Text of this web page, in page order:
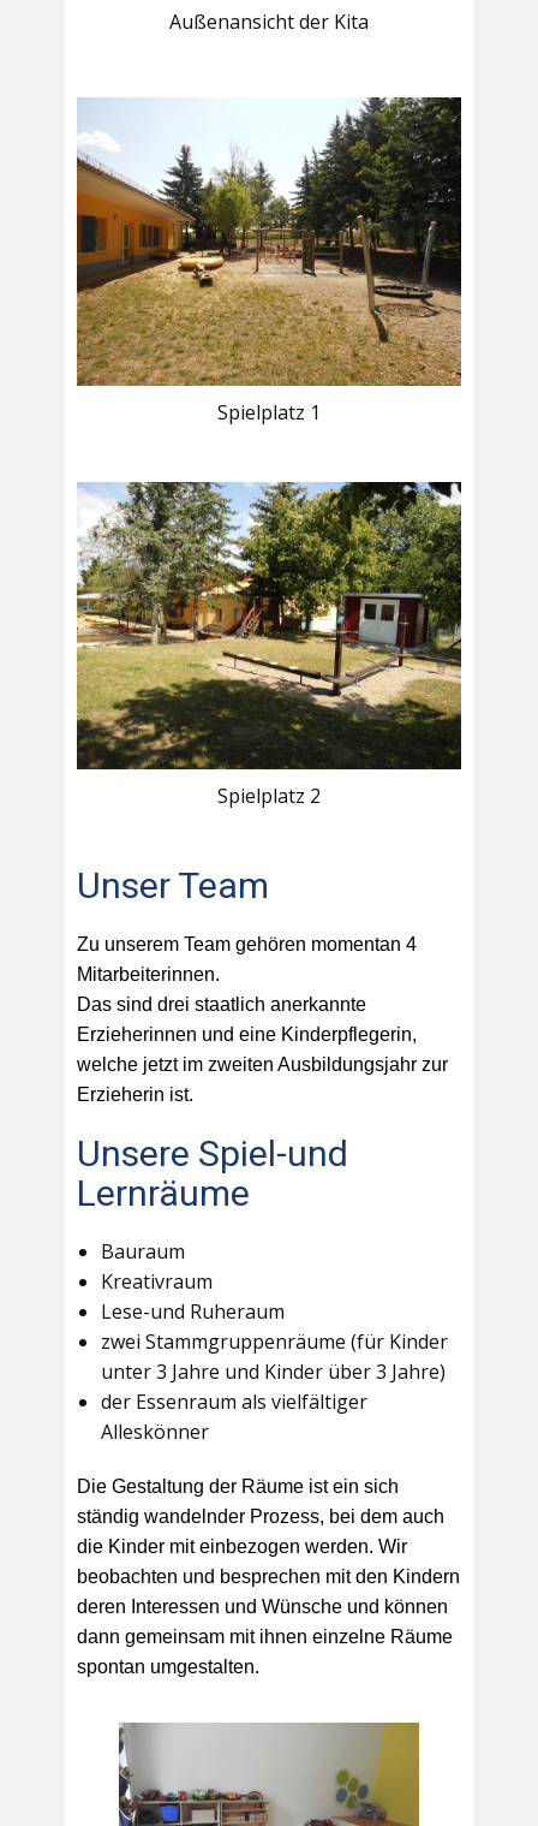
Außenansicht der Kita
Spielplatz 1
Spielplatz 2
Unser Team
Zu unserem Team gehören momentan 4
Mitarbeiterinnen.
Das sind drei staatlich anerkannte
Erzieherinnen und eine Kinderpflegerin,
welche jetzt im zweiten Ausbildungsjahr zur
Erzieherin ist.
Unsere Spiel-und
Lernräume
Bauraum
Kreativraum
Lese-und Ruheraum
zwei Stammgruppenräume (für Kinder
unter 3 Jahre und Kinder über 3 Jahre)
der Essenraum als vielfältiger
Alleskönner
Die Gestaltung der Räume ist ein sich
ständig wandelnder Prozess, bei dem auch
die Kinder mit einbezogen werden. Wir
beobachten und besprechen mit den Kindern
deren Interessen und Wünsche und können
dann gemeinsam mit ihnen einzelne Räume
spontan umgestalten.